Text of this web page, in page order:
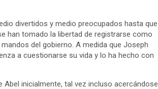
divertidos y medio preocupados hasta que
han tomado la libertad de registrarse como
del gobierno. A medida que Joseph
a cuestionarse su vida y lo ha hecho con
inicialmente, tal vez incluso acercándose